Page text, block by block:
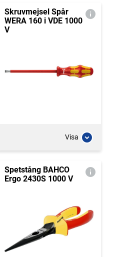
Skruvmejsel Spår
WERA 160 i VDE 1000
V
Visa
Spetstång BAHCO
Ergo 2430S 1000 V